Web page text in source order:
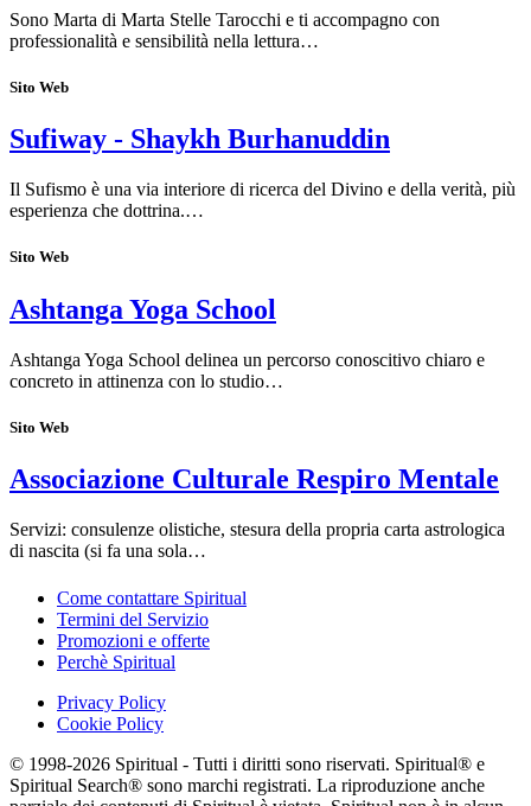
Sono Marta di Marta Stelle Tarocchi e ti accompagno con
professionalità e sensibilità nella lettura…
Sito Web
Sufiway - Shaykh Burhanuddin
Il Sufismo è una via interiore di ricerca del Divino e della verità, più
esperienza che dottrina.…
Sito Web
Ashtanga Yoga School
Ashtanga Yoga School delinea un percorso conoscitivo chiaro e
concreto in attinenza con lo studio…
Sito Web
Associazione Culturale Respiro Mentale
Servizi: consulenze olistiche, stesura della propria carta astrologica
di nascita (si fa una sola…
Come contattare Spiritual
Termini del Servizio
Promozioni e offerte
Perchè Spiritual
Privacy Policy
Cookie Policy
© 1998-2026 Spiritual - Tutti i diritti sono riservati. Spiritual® e
Spiritual Search® sono marchi registrati. La riproduzione anche